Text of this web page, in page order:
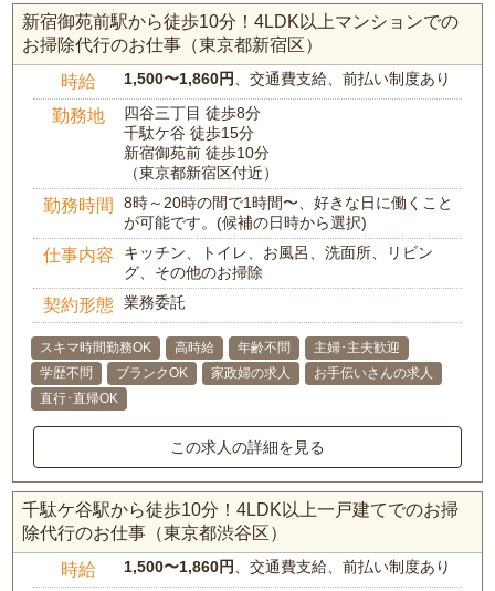
新宿御苑前駅から徒歩10分！4LDK以上マンションでの
お掃除代行のお仕事（東京都新宿区）
時給 1,500〜1,860円、交通費支給、前払い制度あり
勤務地
四谷三丁目 徒歩8分
千駄ケ谷 徒歩15分
新宿御苑前 徒歩10分
（東京都新宿区付近）
勤務時間
8時～20時の間で1時間〜、好きな日に働くこと
が可能です。(候補の日時から選択)
仕事内容
キッチン、トイレ、お風呂、洗面所、リビン
グ、その他のお掃除
契約形態 業務委託
スキマ時間勤務OK 高時給 年齢不問
主婦･主夫歓迎
学歴不問
ブランクOK 家政婦の求人
お手伝いさんの求人
直行･直帰OK
この求人の詳細を見る
千駄ケ谷駅から徒歩10分！4LDK以上一戸建てでのお掃
除代行のお仕事（東京都渋谷区）
時給 1,500〜1,860円、交通費支給、前払い制度あり